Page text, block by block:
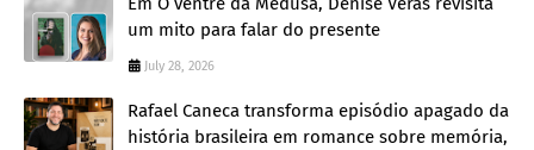
um mito para falar do presente
July 28, 2026
Rafael Caneca transforma episódio apagado da
história brasileira em romance sobre memória,